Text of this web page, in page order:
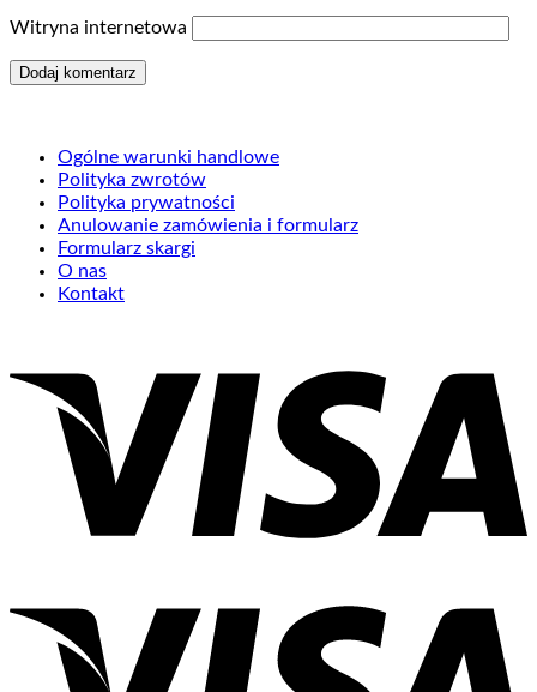
Witryna internetowa
Ogólne warunki handlowe
Polityka zwrotów
Polityka prywatności
Anulowanie zamówienia i formularz
Formularz skargi
O nas
Kontakt